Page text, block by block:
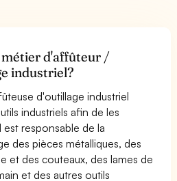
métier d'affûteur /
industriel?
d'outillage industriel
industriels afin de les
responsable de la
des pièces métalliques, des
et des couteaux, des lames de
et des autres outils